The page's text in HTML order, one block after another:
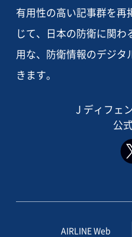
有用性の高い記事群を再
じて、日本の防衛に関
用な、防衛情報のデジタ
きます。
J ディフェ
公
AIRLINE Web